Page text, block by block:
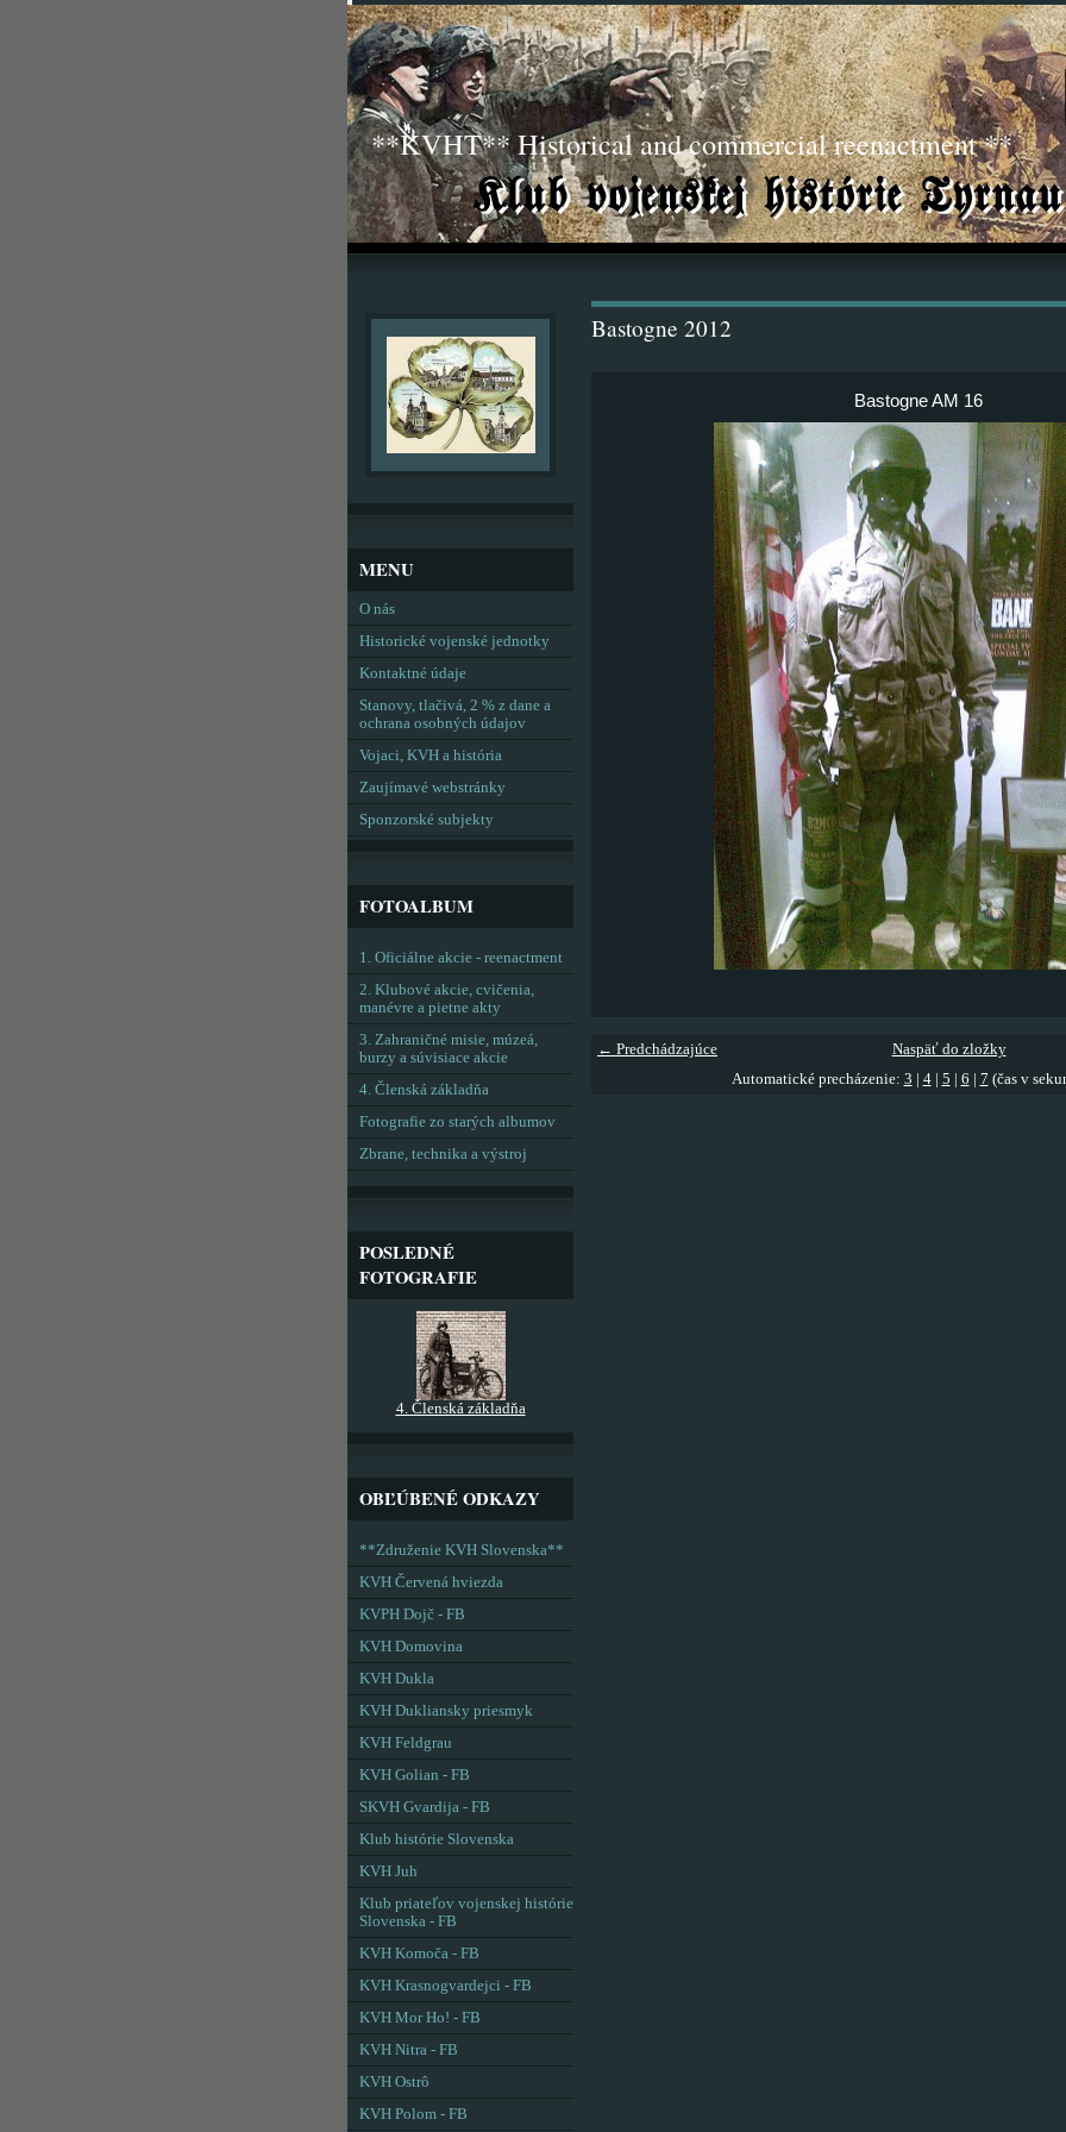
**KVHT** Historical and commercial reenactment **
Bastogne 2012
Bastogne AM 16
← Predchádzajúce
Naspäť do zložky
Automatické precházenie: 3 4| 5 6 7 (čas v
MENU
O nás
Historické vojenské jednotky
Kontaktné údaje
Stanovy, tlačivá, 2 % z dane a
ochrana osobných údajov
Vojaci, KVH a história
Zaujímavé webstránky
Sponzorské subjekty
FOTOALBUM
1. Oficiálne akcie - reenactment
2. Klubové akcie, cvičenia,
manévre a pietne akty
3. Zahraničné misie, múzeá,
burzy a súvisiace akcie
4. Členská základňa
Fotografie zo starých albumov
Zbrane, technika a výstroj
POSLEDNÉ
FOTOGRAFIE
4. Členská základňa
OBĽÚBENÉ ODKAZY
**Združenie KVH Slovenska**
KVH Červená hviezda
KVPH Dojč - FB
KVH Domovina
KVH Dukla
KVH Dukliansky priesmyk
KVH Feldgrau
KVH Golian - FB
SKVH Gvardija - FB
Klub histórie Slovenska
KVH Juh
Klub priateľov vojenskej histórie
Slovenska - FB
KVH Komoča - FB
KVH Krasnogvardejci - FB
KVH Mor Ho! - FB
KVH Nitra - FB
KVH Ostrô
KVH Polom - FB